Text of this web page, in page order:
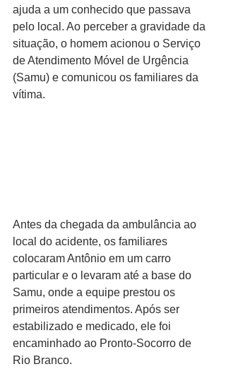
ajuda a um conhecido que passava
pelo local. Ao perceber a gravidade da
situação, o homem acionou o Serviço
de Atendimento Móvel de Urgência
(Samu) e comunicou os familiares da
vítima.
Antes da chegada da ambulância ao
local do acidente, os familiares
colocaram Antônio em um carro
particular e o levaram até a base do
Samu, onde a equipe prestou os
primeiros atendimentos. Após ser
estabilizado e medicado, ele foi
encaminhado ao Pronto-Socorro de
Rio Branco.